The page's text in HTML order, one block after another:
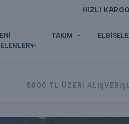
HIZLI
TAKIM
5000 TL ÜZERİ